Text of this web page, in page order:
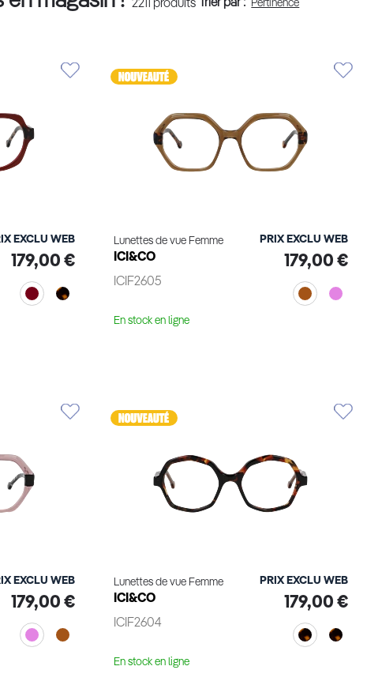
Trier par :
2211 produits
EXCLU WEB
179,00 €
Lunettes de vue Femme
ICI&CO
ICIF2605
PRIX EXCLU WEB
179,00 €
En stock en ligne
EXCLU WEB
179,00 €
Lunettes de vue Femme
ICI&CO
ICIF2604
PRIX EXCLU WEB
179,00 €
En stock en ligne